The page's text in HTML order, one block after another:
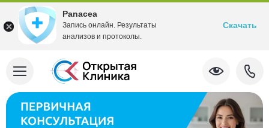
Panacea
Запись онлайн. Результаты
анализов и протоколы.
Скачать